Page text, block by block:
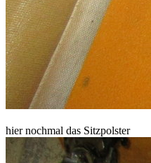
hier nochmal das Sitzpolster